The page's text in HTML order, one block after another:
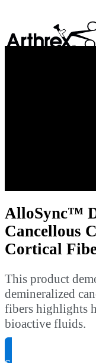
AlloSync™
Cancellous
Cortical
This product
demineralized
fibers highlights
bioactive fluids.